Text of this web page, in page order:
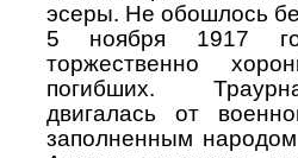
эсеры. Не обошлось
5 ноября 1917
торжественно
погибших.
двигалась от
заполненным